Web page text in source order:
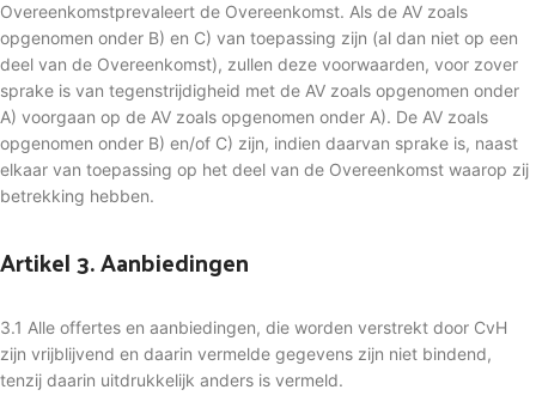
Overeenkomstprevaleert de Overeenkomst. Als de AV zoals
opgenomen onder B) en C) van toepassing zijn (al dan niet op een
deel van de Overeenkomst), zullen deze voorwaarden, voor zover
sprake is van tegenstrijdigheid met de AV zoals opgenomen onder
A) voorgaan op de AV zoals opgenomen onder A). De AV zoals
opgenomen onder B) en/of C) zijn, indien daarvan sprake is, naast
elkaar van toepassing op het deel van de Overeenkomst waarop zij
betrekking hebben.
Artikel 3. Aanbiedingen
3.1 Alle offertes en aanbiedingen, die worden verstrekt door CvH
zijn vrijblijvend en daarin vermelde gegevens zijn niet bindend,
tenzij daarin uitdrukkelijk anders is vermeld.